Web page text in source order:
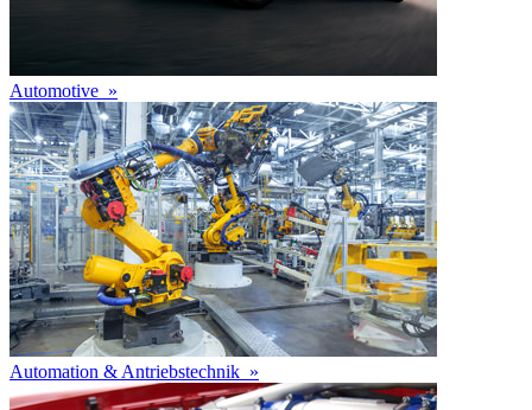
Automotive »
Automation & Antriebstechnik »